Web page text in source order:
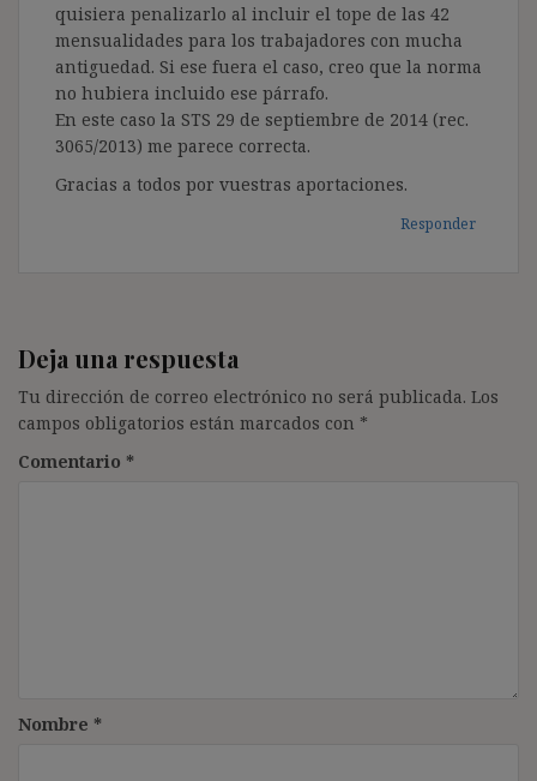
quisiera penalizarlo al incluir el tope de las 42
mensualidades para los trabajadores con mucha
antiguedad. Si ese fuera el caso, creo que la norma
no hubiera incluido ese párrafo.
En este caso la STS 29 de septiembre de 2014 (rec.
3065/2013) me parece correcta.
Gracias a todos por vuestras aportaciones.
Responder
Deja una respuesta
Tu dirección de correo electrónico no será publicada. Los
campos obligatorios están marcados con *
Comentario *
Nombre *